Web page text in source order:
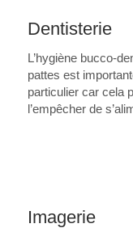
Dentisterie
L’hygiène bucco-
pattes est
particulier car cela
l’empêcher de
Imagerie